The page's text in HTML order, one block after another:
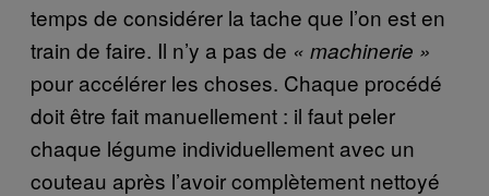
temps de considérer la tache que l’on est en
train de faire. Il n’y a pas de « machinerie »
pour accélérer les choses. Chaque procédé
doit être fait manuellement : il faut peler
chaque légume individuellement avec un
couteau après l’avoir complètement nettoyé